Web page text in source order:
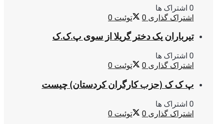
0 اشتراک ها
اشتراک گذاری 0 توئیت 0
تیرباران یک دختر گریلا از سوی پ.ک.ک
0 اشتراک ها
اشتراک گذاری 0 توئیت 0
پ ک ک (حزب کارگران کردستان) چیست
0 اشتراک ها
اشتراک گذاری 0 توئیت 0